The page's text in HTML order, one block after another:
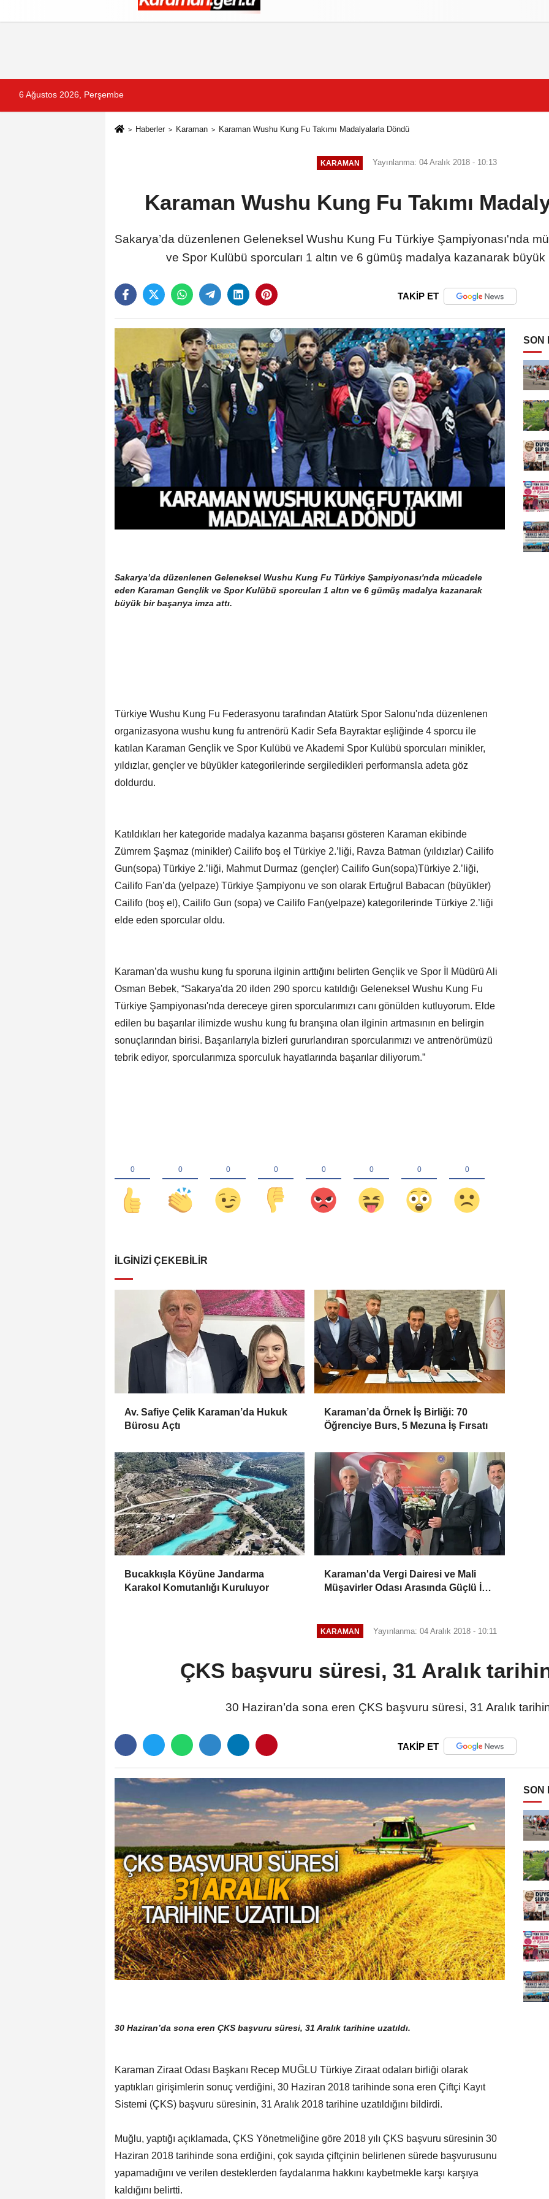
Künye İletişim Çerez Politikası
6 Ağustos 2026, Perşembe
Haberler Karaman Karaman Wushu Kung Fu Takımı Madalyalarla Döndü
KARAMAN Yayınlanma: 04 Aralık 2018 - 10:13
Karaman Wushu Kung Fu Takımı
Sakarya’da düzenlenen Geleneksel Wushu Kung Fu Türkiye Şampiyonası'nda
ve Spor Kulübü sporcuları 1 altın ve 6 gümüş madalya kazanarak büyük
TAKİP ET
Sakarya’da düzenlenen Geleneksel Wushu Kung Fu Türkiye Şampiyonası'nda mücadele
eden Karaman Gençlik ve Spor Kulübü sporcuları 1 altın ve 6 gümüş madalya kazanarak
büyük bir başarıya imza attı.
Türkiye Wushu Kung Fu Federasyonu tarafından Atatürk Spor Salonu'nda düzenlenen
organizasyona wushu kung fu antrenörü Kadir Sefa Bayraktar eşliğinde 4 sporcu ile
katılan Karaman Gençlik ve Spor Kulübü ve Akademi Spor Kulübü sporcuları minikler,
yıldızlar, gençler ve büyükler kategorilerinde sergiledikleri performansla adeta göz
doldurdu.
Katıldıkları her kategoride madalya kazanma başarısı gösteren Karaman ekibinde
Zümrem Şaşmaz (minikler) Cailifo boş el Türkiye 2.’liği, Ravza Batman (yıldızlar) Cailifo
Gun(sopa) Türkiye 2.’liği, Mahmut Durmaz (gençler) Cailifo Gun(sopa)Türkiye 2.’liği,
Cailifo Fan’da (yelpaze) Türkiye Şampiyonu ve son olarak Ertuğrul Babacan (büyükler)
Cailifo (boş el), Cailifo Gun (sopa) ve Cailifo Fan(yelpaze) kategorilerinde Türkiye 2.’liği
elde eden sporcular oldu.
Karaman’da wushu kung fu sporuna ilginin arttığını belirten Gençlik ve Spor İl Müdürü Ali
Osman Bebek, “Sakarya'da 20 ilden 290 sporcu katıldığı Geleneksel Wushu Kung Fu
Türkiye Şampiyonası'nda dereceye giren sporcularımızı canı gönülden kutluyorum. Elde
edilen bu başarılar ilimizde wushu kung fu branşına olan ilginin artmasının en belirgin
sonuçlarından birisi. Başarılarıyla bizleri gururlandıran sporcularımızı ve antrenörümüzü
tebrik ediyor, sporcularımıza sporculuk hayatlarında başarılar diliyorum.”
İLGINIZI ÇEKEBILIR
Av. Safiye Çelik Karaman’da Hukuk
Bürosu Açtı
Karaman’da Örnek İş Birliği: 70
Öğrenciye Burs, 5 Mezuna İş Fırsatı
Bucakkışla Köyüne Jandarma
Karakol Komutanlığı Kuruluyor
Karaman'da Vergi Dairesi ve Mali
Müşavirler Odası Arasında Güçlü İş
SON
KARAMAN Yayınlanma: 04 Aralık 2018 - 10:11
ÇKS başvuru süresi, 31 Aralık
30 Haziran’da sona eren ÇKS başvuru süresi, 31 Aralık
TAKİP ET
30 Haziran’da sona eren ÇKS başvuru süresi, 31 Aralık tarihine uzatıldı.
Karaman Ziraat Odası Başkanı Recep MUĞLU Türkiye Ziraat odaları birliği olarak
yaptıkları girişimlerin sonuç verdiğini, 30 Haziran 2018 tarihinde sona eren Çiftçi Kayıt
Sistemi (ÇKS) başvuru süresinin, 31 Aralık 2018 tarihine uzatıldığını bildirdi.
Muğlu, yaptığı açıklamada, ÇKS Yönetmeliğine göre 2018 yılı ÇKS başvuru süresinin 30
Haziran 2018 tarihinde sona erdiğini, çok sayıda çiftçinin belirlenen sürede başvurusunu
yapamadığını ve verilen desteklerden faydalanma hakkını kaybetmekle karşı karşıya
kaldığını belirtti.
SON